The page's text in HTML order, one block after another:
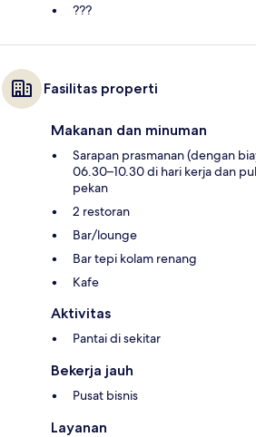
???
Fasilitas properti
Makanan dan minuman
Sarapan prasmanan (dengan
06.30–10.30 di hari kerja dan
pekan
2 restoran
Bar/lounge
Bar tepi kolam renang
Kafe
Aktivitas
Pantai di sekitar
Bekerja jauh
Pusat bisnis
Layanan